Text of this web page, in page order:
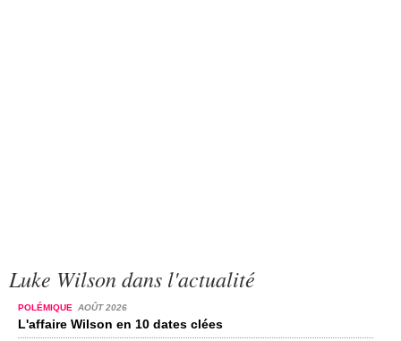
Luke Wilson dans l'actualité
POLÉMIQUE AOÛT 2026
L'affaire Wilson en 10 dates clées